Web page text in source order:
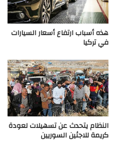
هذه أسباب ارتفاع أسعار السيارات
في تركيا
النظام يتحدث عن تسهيلات لعودة
كريمة للاجئين السوريين